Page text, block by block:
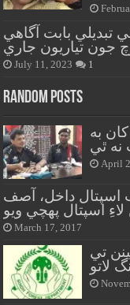
موسمياتي تبديلي بابت آگاهي
جون تياريون جاري
July 11, 2023 1
Random Posts
به
نه ٿي
April
اسپتال داخل، آصف
اسپتال پهچي ويو
March 17, 2017
تي
لاتو